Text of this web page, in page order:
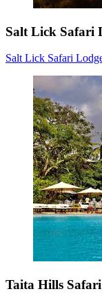
Salt Lick Safari
Salt Lick Safari
Taita Hills